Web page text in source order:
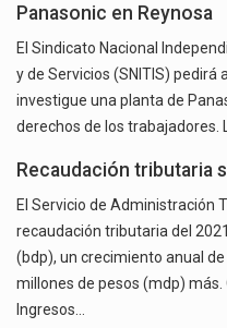
Panasonic en Reynosa
El Sindicato Nacional
y de Servicios (SNITIS) pedirá
investigue una planta de
derechos de los trabajadores.
Recaudación tributaria
El Servicio de Administración
recaudación tributaria del
(bdp), un crecimiento anual
millones de pesos (mdp) más.
Ingresos…